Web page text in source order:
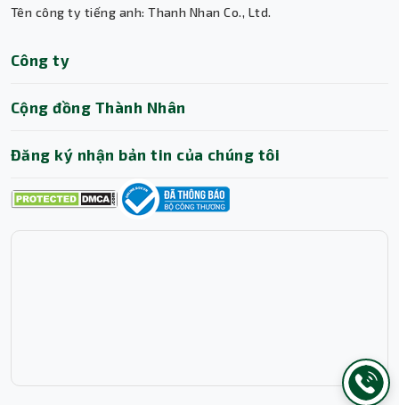
Tên công ty tiếng anh: Thanh Nhan Co., Ltd.
Công ty
Cộng đồng Thành Nhân
Đăng ký nhận bản tin của chúng tôi
Trợ lý AI • Phản hồi tức thì